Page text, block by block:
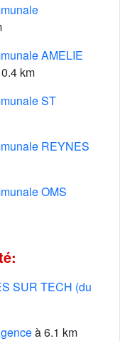
AMELIE
km
ST
REYNES
OMS
SUR TECH (du
à 6.1 km